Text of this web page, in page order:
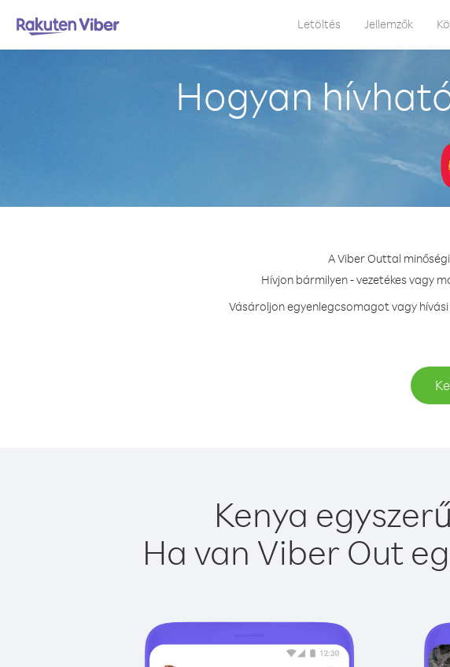
Letöltés Jellemzők
Hogyan
A Viber Outtal
Hívjon bármilyen - vezetékes vagy
Vásároljon egyenlegcsomagot vagy
Kenya
Ha van Viber Out